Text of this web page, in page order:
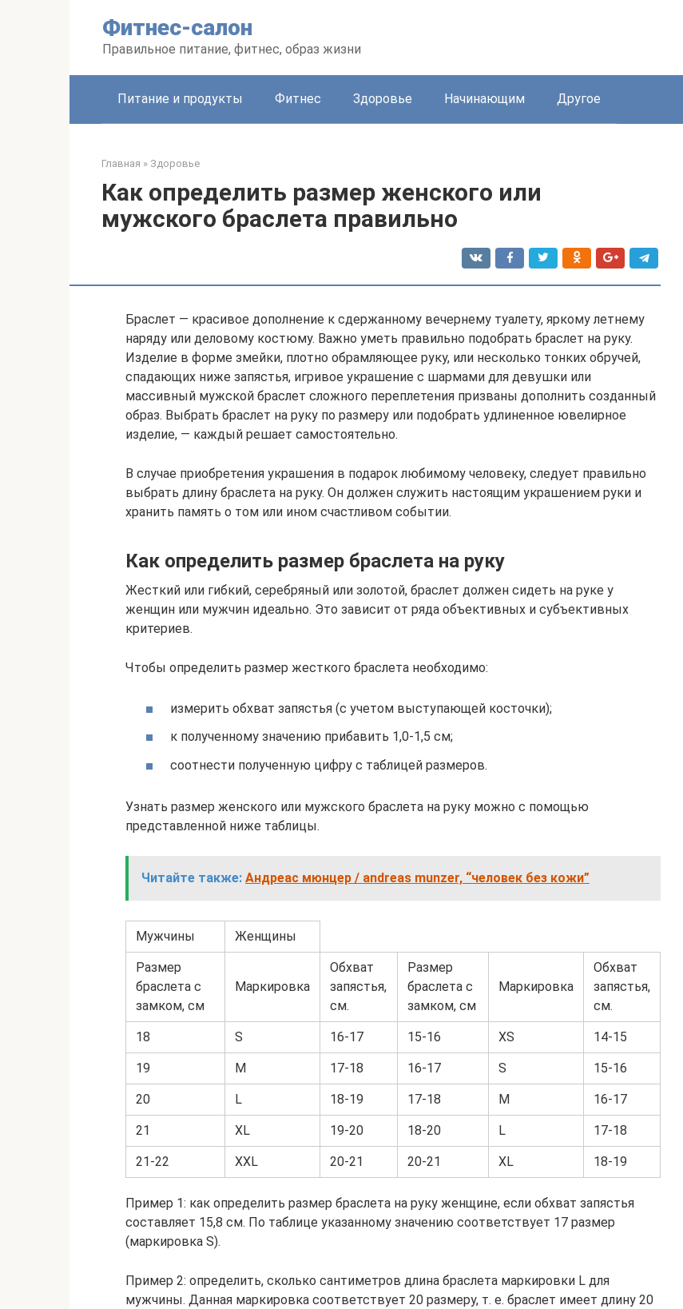
Фитнес-салон
Правильное питание, фитнес, образ жизни
Питание и продукты Фитнес Здоровье Начинающим Другое
Главная » Здоровье
Как определить размер женского или
мужского браслета правильно
Браслет — красивое дополнение к сдержанному вечернему туалету, яркому летнему
наряду или деловому костюму. Важно уметь правильно подобрать браслет на руку.
Изделие в форме змейки, плотно обрамляющее руку, или несколько тонких обручей,
спадающих ниже запястья, игривое украшение с шармами для девушки или
массивный мужской браслет сложного переплетения призваны дополнить созданный
образ. Выбрать браслет на руку по размеру или подобрать удлиненное ювелирное
изделие, — каждый решает самостоятельно.
В случае приобретения украшения в подарок любимому человеку, следует правильно
выбрать длину браслета на руку. Он должен служить настоящим украшением руки и
хранить память о том или ином счастливом событии.
Как определить размер браслета на руку
Жесткий или гибкий, серебряный или золотой, браслет должен сидеть на руке у
женщин или мужчин идеально. Это зависит от ряда объективных и субъективных
критериев.
Чтобы определить размер жесткого браслета необходимо:
измерить обхват запястья (с учетом выступающей косточки);
к полученному значению прибавить 1,0-1,5 см;
соотнести полученную цифру с таблицей размеров.
Узнать размер женского или мужского браслета на руку можно с помощью
представленной ниже таблицы.
Читайте также: Андреас мюнцер / andreas munzer, “человек без кожи”
Мужчины Женщины
Размер
браслета с
замком, см
Маркировка
Обхват
запястья,
см.
Размер
браслета с
замком, см
Маркировка
Обхват
запястья,
см.
18 S 16-17 15-16 XS 14-15
19 M 17-18 16-17 S 15-16
20 L 18-19 17-18 M 16-17
21 XL 19-20 18-20 L 17-18
21-22 XXL 20-21 20-21 XL 18-19
Пример 1: как определить размер браслета на руку женщине, если обхват запястья
составляет 15,8 см. По таблице указанному значению соответствует 17 размер
(маркировка S).
Пример 2: определить, сколько сантиметров длина браслета маркировки L для
мужчины. Данная маркировка соответствует 20 размеру, т. е. браслет имеет длину 20